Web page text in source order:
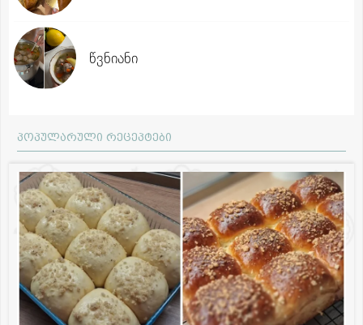
წვნიანი
პოპულარული რეცეპტები